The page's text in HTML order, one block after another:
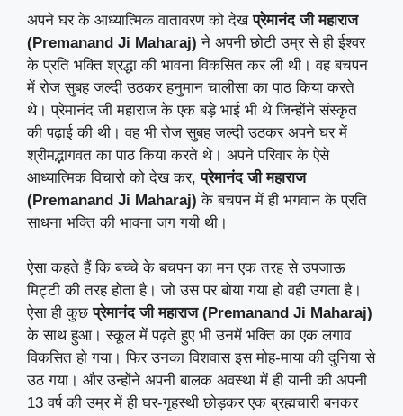
अपने घर के आध्यात्मिक वातावरण को देखप्रेमानंद जी महाराज
(Premanand Ji Maharaj) ने अपनी छोटी उम्र से ही ईश्वर
के प्रति भक्ति श्रद्धा की भावना विकसित कर ली थी। वह बचपन
में रोज सुबह जल्दी उठकर हनुमान चालीसा का पाठ किया करते
थे। प्रेमानंद जी महाराज के एक बड़े भाई भी थे जिन्होंने संस्कृत
की पढ़ाई की थी। वह भी रोज सुबह जल्दी उठकर अपने घर में
श्रीमद्भागवत का पाठ किया करते थे। अपने परिवार के ऐसे
आध्यात्मिक विचारो को देख कर,प्रेमानंद जी महाराज
(Premanand Ji Maharaj) के बचपन में ही भगवान के प्रति
साधना भक्ति की भावना जग गयी थी।
ऐसा कहते हैं कि बच्चे के बचपन का मन एक तरह से उपजाऊ
मिट्टी की तरह होता है। जो उस पर बोया गया हो वही उगता है।
ऐसा ही कुछप्रेमानंद जी महाराज (Premanand Ji Maharaj)
के साथ हुआ। स्कूल में पढ़ते हुए भी उनमें भक्ति का एक लगाव
विकसित हो गया। फिर उनका विशवास इस मोह-माया की दुनिया से
उठ गया। और उन्होंने अपनी बालक अवस्था में ही यानी की अपनी
13 वर्ष की उम्र में ही घर-गृहस्थी छोड़कर एक ब्रह्मचारी बनकर